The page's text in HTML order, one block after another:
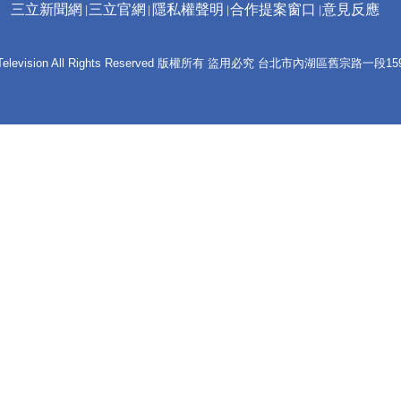
三立新聞網 三立官網 隱私權聲明 合作提案窗口 意見反應
All Rights Reserved 版權所有 盜用必究 台北市內湖區舊宗路一段